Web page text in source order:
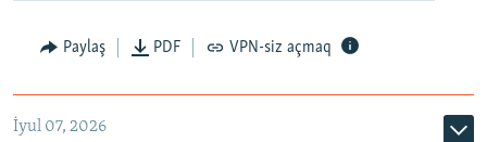
Paylaş PDF VPN-siz açmaq
İyul 07, 2026